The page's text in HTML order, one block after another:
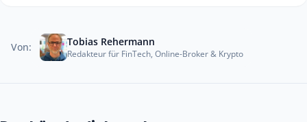
Von: Tobias Rehermann
Redakteur für FinTech, Online-Broker & Krypto